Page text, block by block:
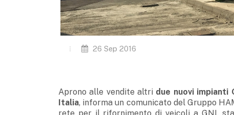
26 Sep 2016
Aprono alle vendite altri due nuovi impianti
Italia, informa un comunicato del Gruppo